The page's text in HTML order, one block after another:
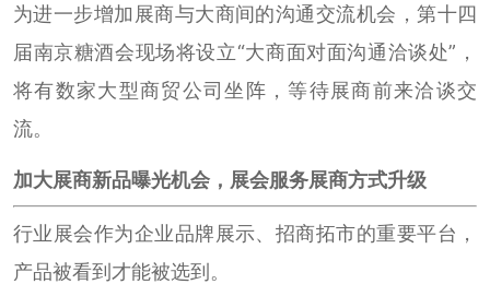
为进一步增加展商与大商间的沟通交流机会，第十四
届南京糖酒会现场将设立“大商面对面沟通洽谈处”，
将有数家大型商贸公司坐阵，等待展商前来洽谈交
流。
加大展商新品曝光机会，展会服务展商方式升级
行业展会作为企业品牌展示、招商拓市的重要平台，
产品被看到才能被选到。